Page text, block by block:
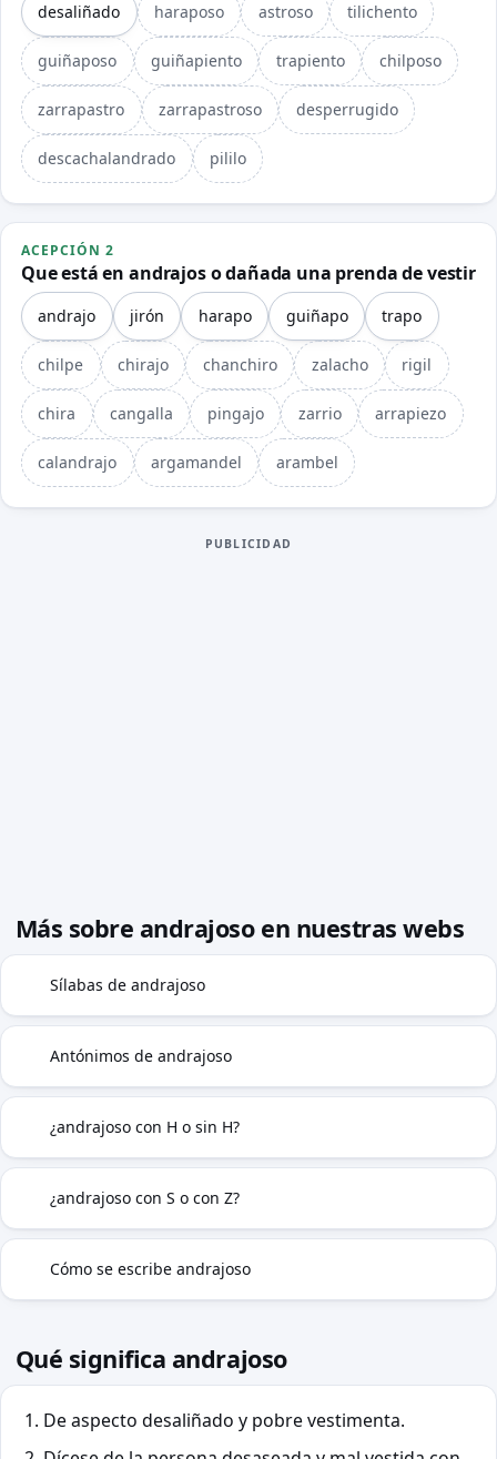
desaliñado haraposo astroso tilichento
guiñaposo guiñapiento trapiento chilposo
zarrapastro zarrapastroso desperrugido
descachalandrado pililo
ACEPCIÓN 2
Que está en andrajos o dañada una prenda de vestir
andrajo jirón harapo guiñapo trapo
chilpe chirajo chanchiro zalacho rigil
chira cangalla pingajo zarrio arrapiezo
calandrajo argamandel arambel
PUBLICIDAD
Más sobre andrajoso en nuestras webs
Sílabas de andrajoso
Antónimos de andrajoso
¿andrajoso con H o sin H?
¿andrajoso con S o con Z?
Cómo se escribe andrajoso
Qué significa andrajoso
De aspecto desaliñado y pobre vestimenta.